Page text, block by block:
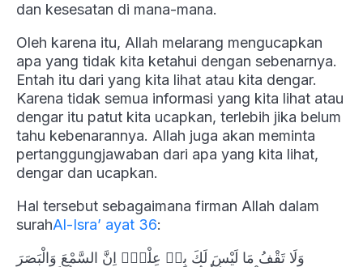
dan kesesatan di mana-mana.
Oleh karena itu, Allah melarang mengucapkan
apa yang tidak kita ketahui dengan sebenarnya.
Entah itu dari yang kita lihat atau kita dengar.
Karena tidak semua informasi yang kita lihat atau
dengar itu patut kita ucapkan, terlebih jika belum
tahu kebenarannya. Allah juga akan meminta
pertanggungjawaban dari apa yang kita lihat,
dengar dan ucapkan.
Hal tersebut sebagaimana firman Allah dalam
surahAl-Isra’ ayat 36:
وَلَا تَقْفُ مَا لَيْسَ لَكَ بِهٖ عِلْمٌۗ اِنَّ السَّمْعَ وَالْبَصَرَ